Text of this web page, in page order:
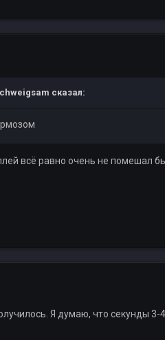
сказал:
всё равно очень не помешал
Я думаю, что секунды 3-